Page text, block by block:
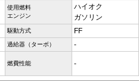
使用燃料
エンジン
ハイオク
ガソリン
駆動方式 FF
過給器（ターボ） -
燃費性能 -